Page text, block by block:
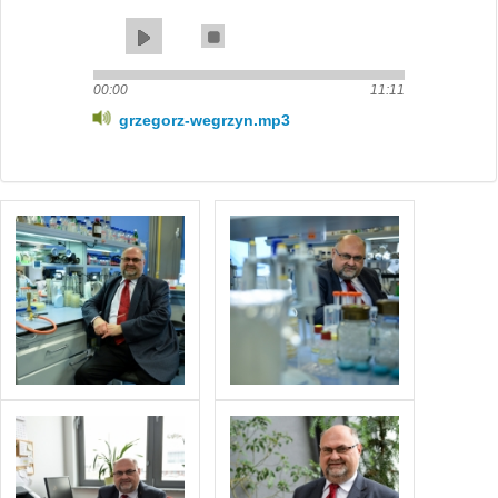
00:00 11:11
grzegorz-wegrzyn.mp3